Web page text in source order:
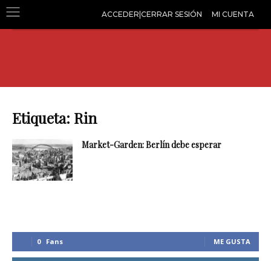
ACCEDER|CERRAR SESIÓN MI CUENTA
Etiqueta: Rin
Market-Garden: Berlín debe esperar
0 Fans ME GUSTA